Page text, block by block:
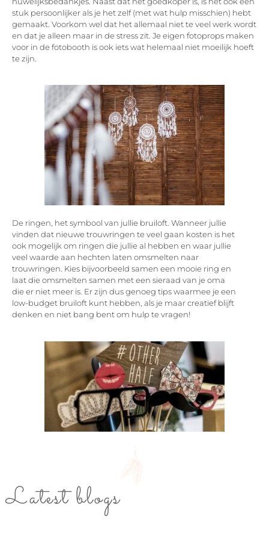
stuk persoonlijker als je het zelf (met wat hulp misschien) hebt
gemaakt. Voorkom wel dat het allemaal niet te veel werk wordt
en dat je alleen maar in de stress zit. Je eigen fotoprops maken
voor in de fotobooth is ook iets wat helemaal niet moeilijk hoeft
te zijn.
De ringen, het symbool van jullie bruiloft. Wanneer jullie
vinden dat nieuwe trouwringen te veel gaan kosten is het
ook mogelijk om ringen die jullie al hebben en waar jullie
veel waarde aan hechten laten omsmelten naar
trouwringen. Kies bijvoorbeeld samen een mooie ring en
laat die omsmelten samen met een sieraad van je oma
die er niet meer is. Er zijn dus genoeg tips waarmee je een
low-budget bruiloft kunt hebben, als je maar creatief blijft
denken en niet bang bent om hulp te vragen!
Latest blogs